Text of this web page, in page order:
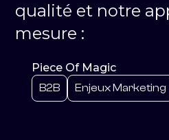
qualité et notre
mesure :
Piece Of Magic
B2B Enjeux Marketing